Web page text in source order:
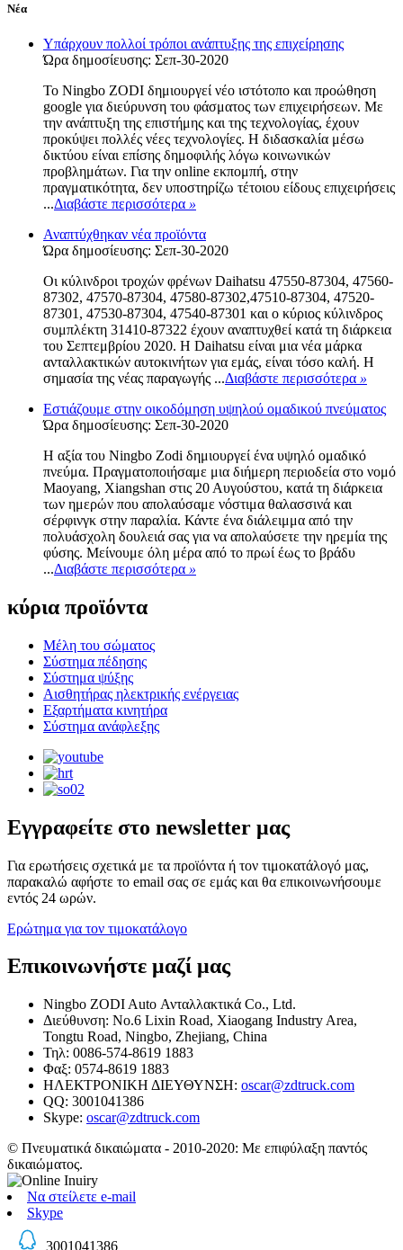
Νέα
Υπάρχουν πολλοί τρόποι ανάπτυξης της επιχείρησης
Ώρα δημοσίευσης: Σεπ-30-2020
Το Ningbo ZODI δημιουργεί νέο ιστότοπο και προώθηση
google για διεύρυνση του φάσματος των επιχειρήσεων. Με
την ανάπτυξη της επιστήμης και της τεχνολογίας, έχουν
προκύψει πολλές νέες τεχνολογίες. Η διδασκαλία μέσω
δικτύου είναι επίσης δημοφιλής λόγω κοινωνικών
προβλημάτων. Για την online εκπομπή, στην
πραγματικότητα, δεν υποστηρίζω τέτοιου είδους επιχειρήσεις
...Διαβάστε περισσότερα »
Αναπτύχθηκαν νέα προϊόντα
Ώρα δημοσίευσης: Σεπ-30-2020
Οι κύλινδροι τροχών φρένων Daihatsu 47550-87304, 47560-
87302, 47570-87304, 47580-87302,47510-87304, 47520-
87301, 47530-87304, 47540-87301 και ο κύριος κύλινδρος
συμπλέκτη 31410-87322 έχουν αναπτυχθεί κατά τη διάρκεια
του Σεπτεμβρίου 2020. Η Daihatsu είναι μια νέα μάρκα
ανταλλακτικών αυτοκινήτων για εμάς, είναι τόσο καλή. Η
σημασία της νέας παραγωγής ...Διαβάστε περισσότερα »
Εστιάζουμε στην οικοδόμηση υψηλού ομαδικού πνεύματος
Ώρα δημοσίευσης: Σεπ-30-2020
Η αξία του Ningbo Zodi δημιουργεί ένα υψηλό ομαδικό
πνεύμα. Πραγματοποιήσαμε μια διήμερη περιοδεία στο νομό
Maoyang, Xiangshan στις 20 Αυγούστου, κατά τη διάρκεια
των ημερών που απολαύσαμε νόστιμα θαλασσινά και
σέρφινγκ στην παραλία. Κάντε ένα διάλειμμα από την
πολυάσχολη δουλειά σας για να απολαύσετε την ηρεμία της
φύσης. Μείνουμε όλη μέρα από το πρωί έως το βράδυ
...Διαβάστε περισσότερα »
κύρια προϊόντα
Μέλη του σώματος
Σύστημα πέδησης
Σύστημα ψύξης
Αισθητήρας ηλεκτρικής ενέργειας
Εξαρτήματα κινητήρα
Σύστημα ανάφλεξης
Εγγραφείτε στο newsletter μας
Για ερωτήσεις σχετικά με τα προϊόντα ή τον τιμοκατάλογό μας,
παρακαλώ αφήστε το email σας σε εμάς και θα επικοινωνήσουμε
εντός 24 ωρών.
Ερώτημα για τον τιμοκατάλογο
Επικοινωνήστε μαζί μας
Ningbo ZODI Auto Ανταλλακτικά Co., Ltd.
Διεύθυνση: No.6 Lixin Road, Xiaogang Industry Area,
Tongtu Road, Ningbo, Zhejiang, China
Τηλ: 0086-574-8619 1883
Φαξ: 0574-8619 1883
ΗΛΕΚΤΡΟΝΙΚΗ ΔΙΕΥΘΥΝΣΗ: oscar@zdtruck.com
QQ: 3001041386
Skype: oscar@zdtruck.com
© Πνευματικά δικαιώματα - 2010-2020: Με επιφύλαξη παντός
δικαιώματος.
Να στείλετε e-mail
Skype
3001041386